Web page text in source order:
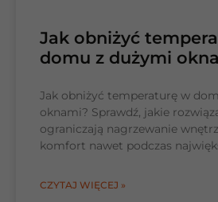
Jak obniżyć
domu z dużymi
Jak obniżyć temperaturę w
oknami? Sprawdź, jakie
ograniczają nagrzewanie
komfort nawet podczas
CZYTAJ WIĘCEJ »